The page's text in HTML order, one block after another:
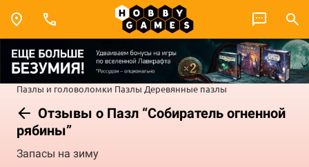
Пазлы и головоломки Пазлы Деревянные пазлы
Отзывы о Пазл “Собиратель огненной
рябины”
Запасы на зиму